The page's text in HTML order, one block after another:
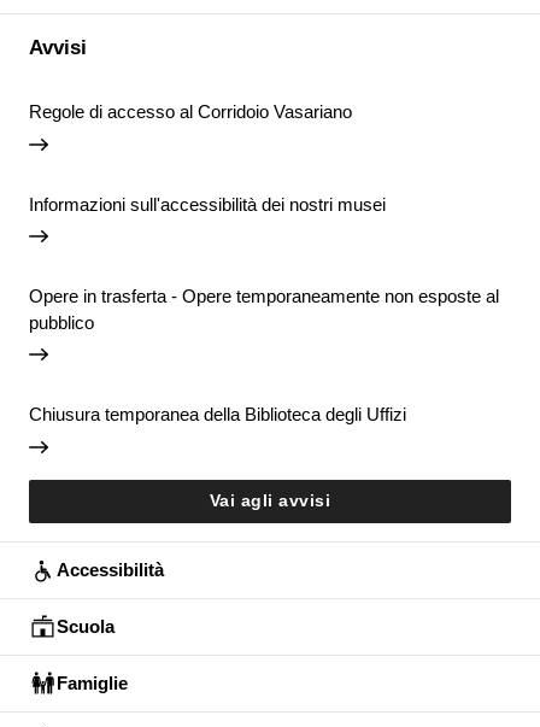
Avvisi
Regole di accesso al Corridoio Vasariano
Informazioni sull'accessibilità dei nostri musei
Opere in trasferta - Opere temporaneamente non esposte al
pubblico
Chiusura temporanea della Biblioteca degli Uffizi
Vai agli avvisi
Accessibilità
Scuola
Famiglie